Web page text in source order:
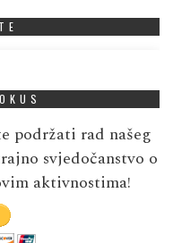
podržati rad našeg
svjedočanstvo o
aktivnostima!